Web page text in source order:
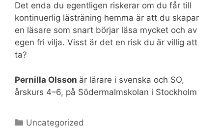
Det enda du egentligen riskerar om du får till
kontinuerlig lästräning hemma är att du skapar
en läsare som snart börjar läsa mycket och av
egen fri vilja. Visst är det en risk du är villig att
ta?
Pernilla Olsson är lärare i svenska och SO,
årskurs 4–6, på Södermalmskolan i Stockholm
Kategorier
Uncategorized